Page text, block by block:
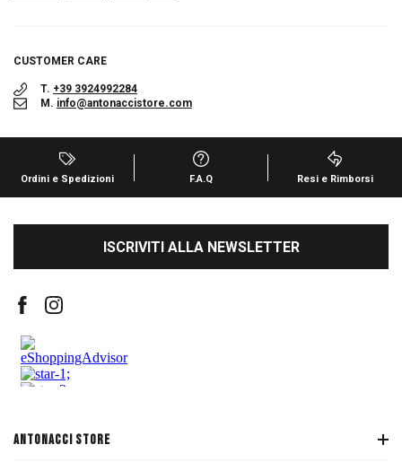
CUSTOMER CARE
T. +39 3924992284
M. info@antonaccistore.com
Ordini e Spedizioni F.A.Q Resi e Rimborsi
ISCRIVITI ALLA NEWSLETTER
ANTONACCI STORE